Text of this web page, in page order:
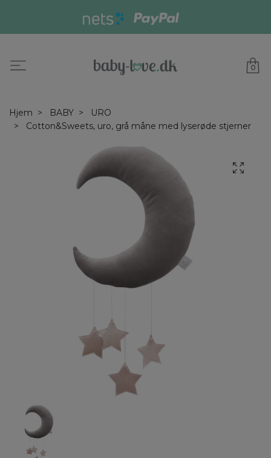
0
Hjem BABY
URO
Cotton&Sweets, uro, grå måne med lyserøde stjerner